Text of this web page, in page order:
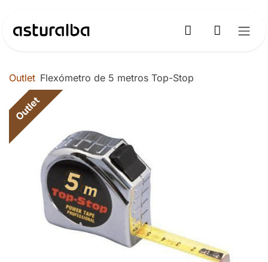
Outlet Flexómetro de 5 metros Top-Stop
Outlet